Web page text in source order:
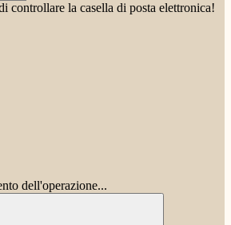
controllare la casella di posta elettronica!
dell'operazione...